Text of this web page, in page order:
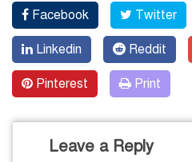
Facebook Twitter
Linkedin Reddit
Pinterest Print
Leave a Reply